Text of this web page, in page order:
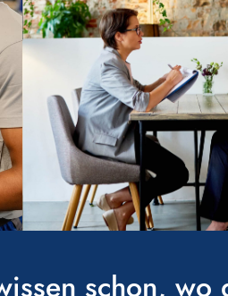
schon, wo